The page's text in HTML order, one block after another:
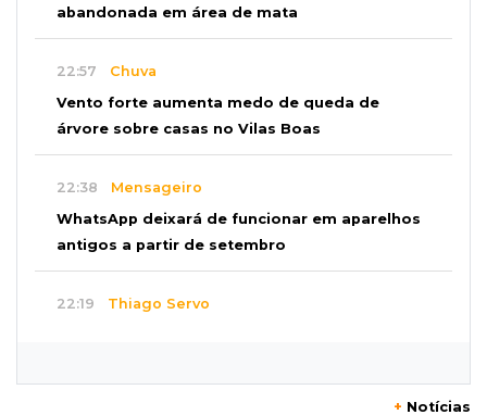
abandonada em área de mata
22:57 Chuva
Vento forte aumenta medo de queda de
árvore sobre casas no Vilas Boas
22:38 Mensageiro
WhatsApp deixará de funcionar em aparelhos
antigos a partir de setembro
22:19 Thiago Servo
+ Notícias